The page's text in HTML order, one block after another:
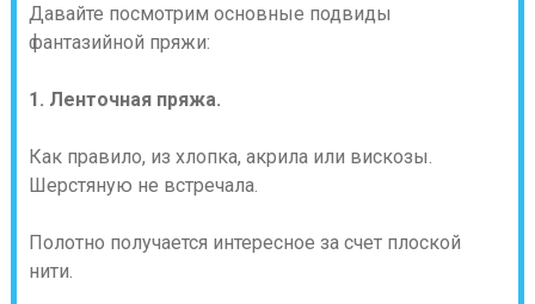
Давайте посмотрим основные подвиды
фантазийной пряжи:
1. Ленточная пряжа.
Как правило, из хлопка, акрила или вискозы.
Шерстяную не встречала.
Полотно получается интересное за счет плоской
нити.